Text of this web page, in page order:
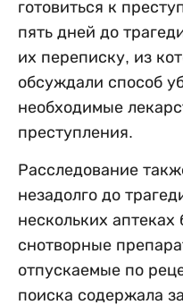
готовиться к
пять дней до
их переписку, из
обсуждали способ
необходимые
преступления.
Расследование
незадолго до
нескольких
снотворные
отпускаемые по
поиска содержала